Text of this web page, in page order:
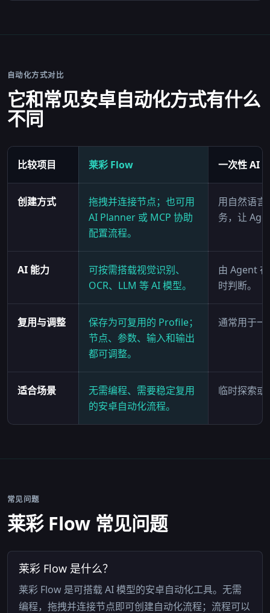
自动化方式对比
它和常见安卓自动化方式有什么
不同
比较项目 莱彩 Flow 一次性 AI
创建方式
拖拽并连接节点；也可用
AI Planner 或 MCP 协助
配置流程。
用自然语言
务，让
AI 能力
可按需搭载视觉识别、
OCR、LLM 等 AI 模型。
由 Agent
时判断。
复用与调整
保存为可复用的 Profile；
节点、参数、输入和输出
都可调整。
通常用于一
适合场景
无需编程、需要稳定复用
的安卓自动化流程。
临时探索或
常见问题
莱彩 Flow 常见问题
莱彩 Flow 是什么？
莱彩 Flow 是可搭载 AI 模型的安卓自动化工具。无需
编程，拖拽并连接节点即可创建自动化流程；流程可以